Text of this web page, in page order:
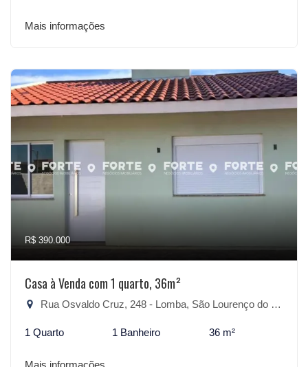
Mais informações
R$ 390.000
Casa à Venda com 1 quarto, 36m²
Rua Osvaldo Cruz, 248 - Lomba, São Lourenço do Sul-RS
1 Quarto 1 Banheiro 36 m²
Mais informações